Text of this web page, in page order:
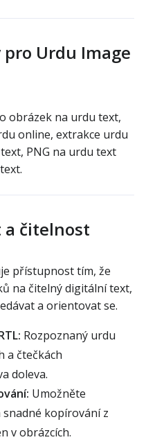
pro Urdu Image
obrázek na urdu text,
online, extrakce urdu
PNG na urdu text
a čitelnost
přístupnost tím, že
na čitelný digitální text,
a orientovat se.
Rozpoznaný urdu
a čtečkách
doleva.
Umožněte
kopírování z
v obrázcích.